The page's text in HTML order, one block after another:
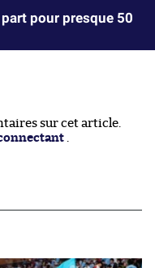
pour presque 50
sur cet article.
.